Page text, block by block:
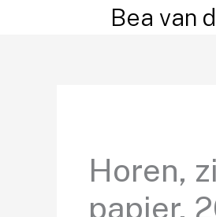
Bea van
Horen,
papier,